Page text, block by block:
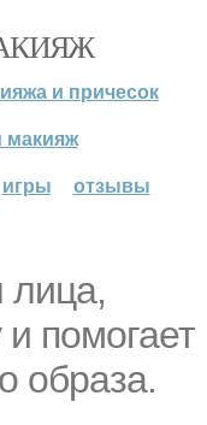
и причесок
макияж
игры отзывы
лица,
помогает
образа.